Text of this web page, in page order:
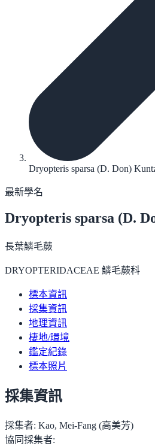
Dryopteris sparsa (D. Don)
最新學名
Dryopteris sparsa (D.
長葉鱗毛蕨
DRYOPTERIDACEAE 鱗毛蕨科
標本資訊
採集資訊
地理資訊
棲地/環境
鑑定紀錄
標本照片
採集資訊
採集者: Kao, Mei-Fang (高美芳)
協同採集者: